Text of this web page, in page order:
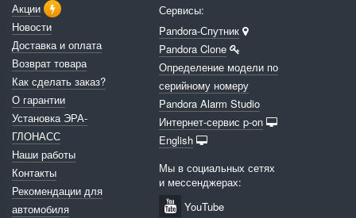
Акции
Новости
Доставка и оплата
Возврат товара
Как сделать заказ?
О гарантии
Установка ЭРА-
ГЛОНАСС
Наши работы
Контакты
Рекомендации для
автомобиля
Сервисы:
Pandora-Спутник
Pandora Clone
Определение модели по
серийному номеру
Pandora Alarm Studio
Интернет-сервис p-on
English
Мы в социальных сетях
и мессенджерах:
YouTube